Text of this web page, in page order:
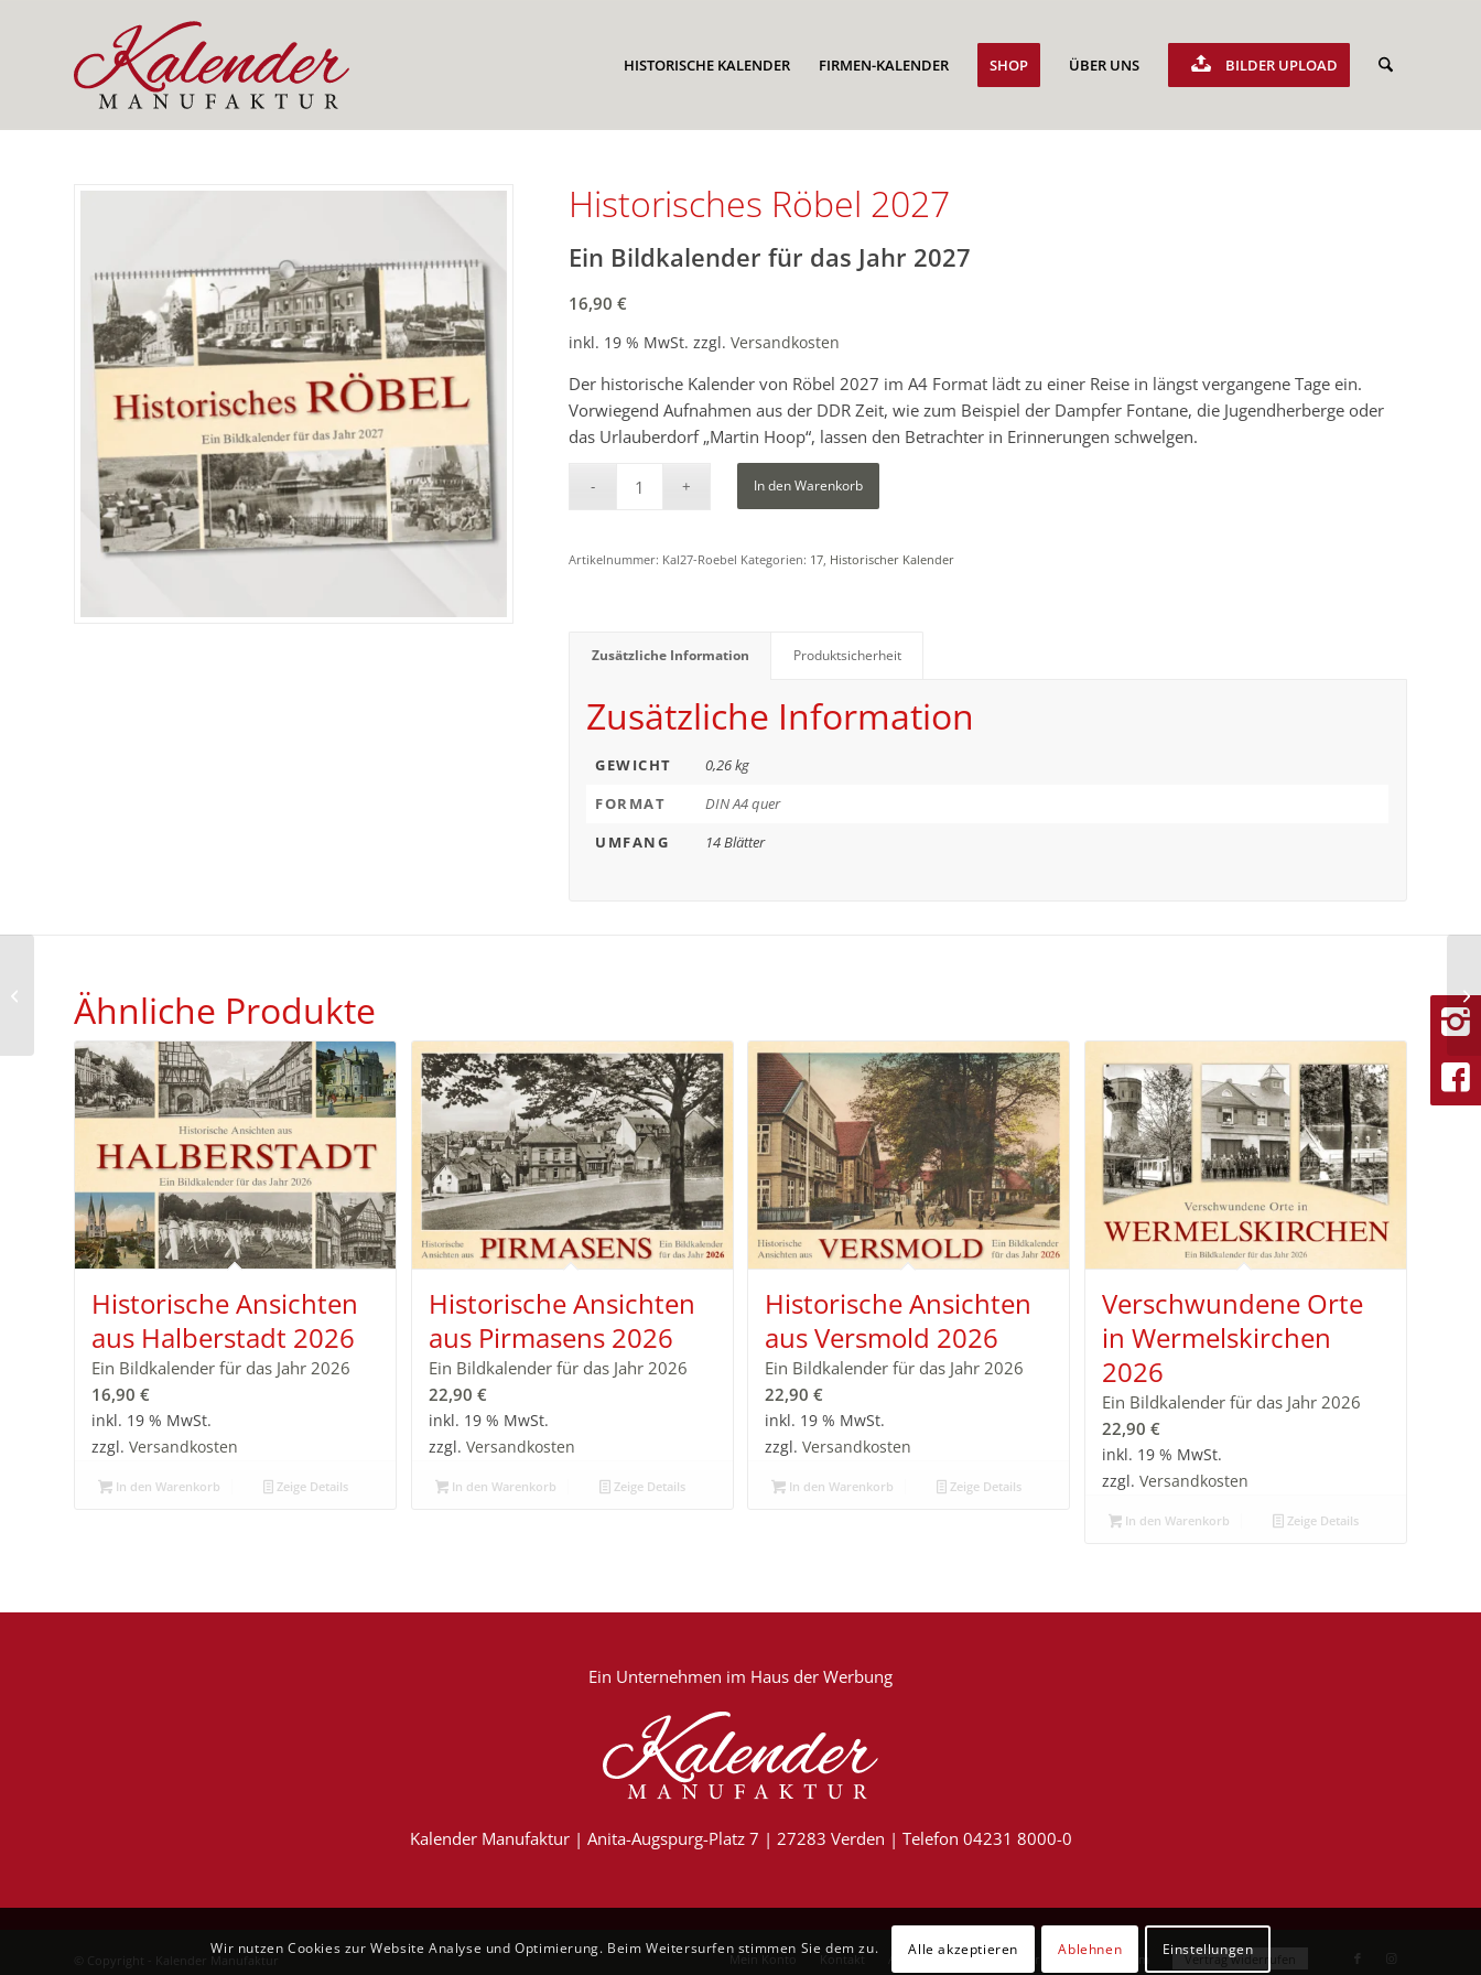
HISTORISCHE KALENDER FIRMEN-KALENDER SHOP ÜBER UNS BILDER UPLOAD
Historisches Röbel 2027
Ein Bildkalender für das Jahr 2027
16,90€
inkl. 19 % MwSt. zzgl.Versandkosten
Der historische Kalender von Röbel 2027 im A4 Format lädt zu einer Reise in längst vergangene Tage ein.
Vorwiegend Aufnahmen aus der DDR Zeit, wie zum Beispiel der Dampfer Fontane, die Jugendherberge oder
das Urlauberdorf „Martin Hoop“, lassen den Betrachter in Erinnerungen schwelgen.
In den Warenkorb
Artikelnummer: Kal27-Roebel Kategorien: 17, Historischer Kalender
Zusätzliche Information Produktsicherheit
Zusätzliche Information
GEWICHT
0,26 kg
FORMAT
DIN A4 quer
UMFANG
14 Blätter
Ähnliche Produkte
Historische Ansichten
aus Halberstadt 2026
Ein Bildkalender für das Jahr 2026
16,90 €
inkl. 19 % MwSt.
zzgl. Versandkosten
In den Warenkorb Zeige Details
Historische Ansichten
aus Pirmasens 2026
Ein Bildkalender für das Jahr 2026
22,90 €
inkl. 19 % MwSt.
zzgl. Versandkosten
In den Warenkorb Zeige Details
Historische Ansichten
aus Versmold 2026
Ein Bildkalender für das Jahr 2026
22,90€
inkl. 19 % MwSt.
zzgl.Versandkosten
In den Warenkorb Zeige Details
Verschwundene Orte
in Wermelskirchen
2026
Ein Bildkalender für das Jahr 2026
22,90 €
inkl. 19 % MwSt.
zzgl. Versandkosten
In den Warenkorb Zeige Details
Ein Unternehmen im Haus der Werbung
Kalender Manufaktur | Anita-Augspurg-Platz 7 | 27283 Verden | Telefon 04231 8000-0
© Copyright - Kalender Manufaktur Mein Konto Kontakt AGB Datenschutzerklärung Impressum Vertrag widerrufen
aus Suhl und
Umgebung 2027
Wir nutzen Cookies zur Website Analyse und Optimierung. Beim Weitersurfen stimmen Sie dem zu. Alle akzeptieren Ablehnen Einstellungen